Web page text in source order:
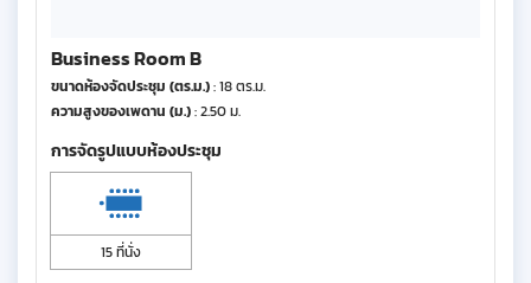
Business Room B
ขนาดห้องจัดประชุม (ตร.ม.): 18 ตร.ม.
ความสูงของเพดาน (ม.): 2.50 ม.
การจัดรูปแบบห้องประชุม
15 ที่นั่ง